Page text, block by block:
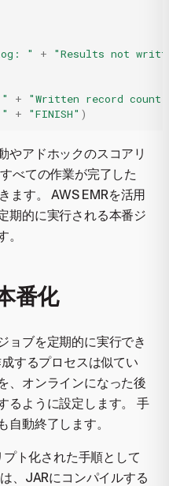
" +
"Results not
+
"Written record
+ "FINISH" )
やアドホックのスコアリ
べての作業が完了した
ます。 AWS EMRを活用
期的に実行される本番ジ
番化
ョブを定期的に実行でき
するプロセスは似てい
、オンラインになった後
るように設定します。 手
自動終了します。
ト化された手順として
、JARにコンパイルする